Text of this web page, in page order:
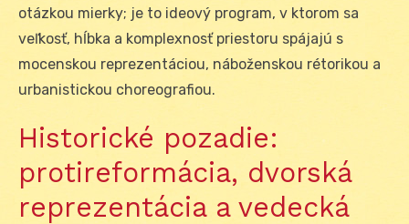
otázkou mierky; je to ideový program, v ktorom sa
veľkosť, hĺbka a komplexnosť priestoru spájajú s
mocenskou reprezentáciou, náboženskou rétorikou a
urbanistickou choreografiou.
Historické pozadie:
protireformácia, dvorská
reprezentácia a vedecká